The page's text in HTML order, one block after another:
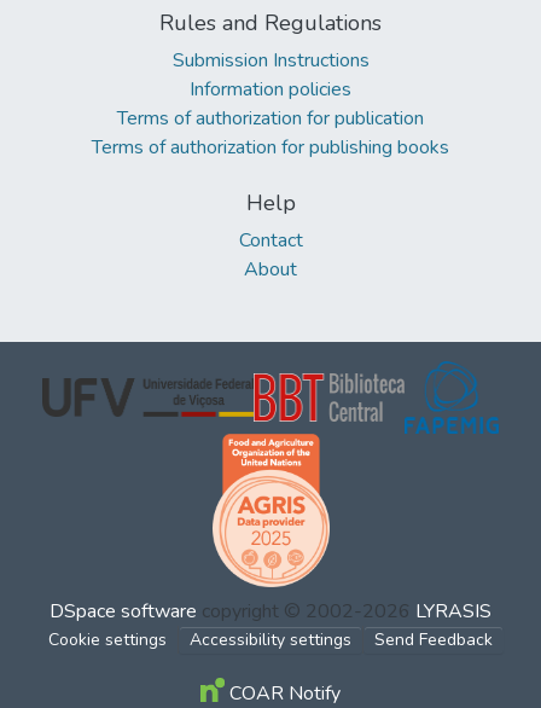
Rules and Regulations
Submission Instructions
Information policies
Terms of authorization for publication
Terms of authorization for publishing books
Help
Contact
About
DSpace software copyright © 2002-2026 LYRASIS
Cookie settings Accessibility settings Send Feedback
COAR Notify